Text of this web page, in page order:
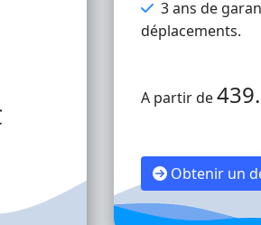
3 ans de
déplacements.
A partir de
Obtenir un